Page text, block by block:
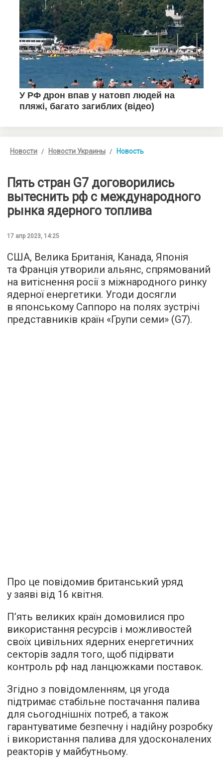
Новости Новости Украины Новость
Пять стран G7 договорились
вытеснить рф с международного
рынка ядерного топлива
17 апр 2023, 14:25
США, Велика Британія, Канада, Японія
та Франція утворили альянс, спрямований
на витіснення росії з міжнародного ринку
ядерної енергетики. Угоди досягли
в японському Саппоро на полях зустрічі
представників країн «Групи семи» (G7).
Про це повідомив британський уряд
у заяві від 16 квітня.
П’ять великих країн домовилися про
використання ресурсів і можливостей
своїх цивільних ядерних енергетичних
секторів задля того, щоб підірвати
контроль рф над ланцюжками поставок.
Згідно з повідомленням, ця угода
підтримає стабільне постачання палива
для сьогоднішніх потреб, а також
гарантуватиме безпечну і надійну розробку
і використання палива для удосконалених
реакторів у майбутньому.